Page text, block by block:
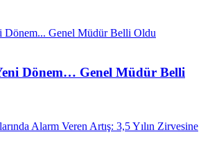
Dönem… Genel Müdür Belli